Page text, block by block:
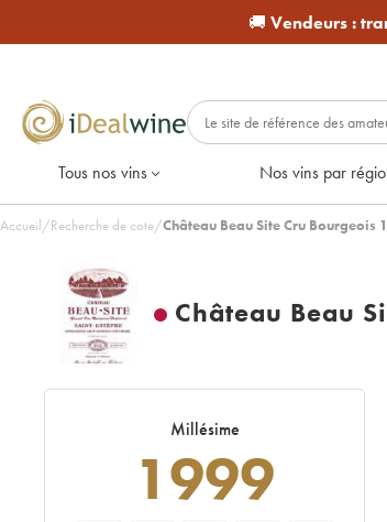
🚚 Vendeurs :
Tous nos vins Nos vins par
Accueil/Recherche de cote/Château Beau Site Cru Bourgeois
Château Beau
Millésime
1999